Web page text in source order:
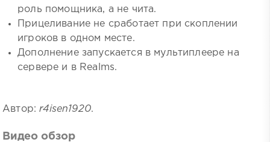
роль помощника, а не чита.
Прицеливание не сработает при скоплении
игроков в одном месте.
Дополнение запускается в мультиплеере на
сервере и в Realms.
Автор:r4isen1920.
Видео обзор